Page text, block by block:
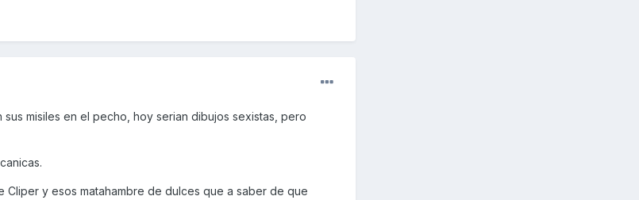
misiles en el pecho, hoy serian dibujos sexistas, pero
y esos matahambre de dulces que a saber de que